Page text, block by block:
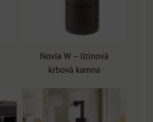
Novia W – litinová
krbová kamna